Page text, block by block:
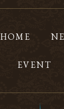
HOME
EVENT